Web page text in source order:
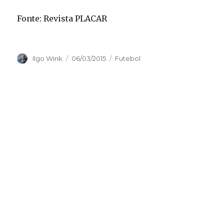
Fonte: Revista PLACAR
Autor
Ilgo Wink
Publicado
06/03/2015 Categorias
Futebol